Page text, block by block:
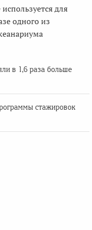
для
одного из
в 1,6 раза больше
стажировок